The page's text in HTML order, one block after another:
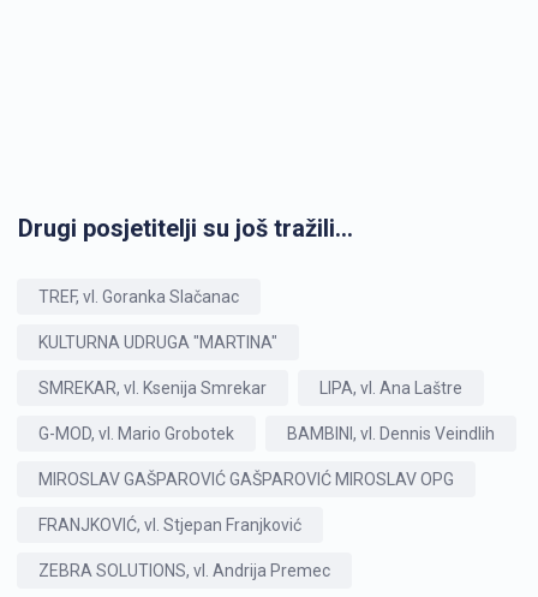
Drugi posjetitelji su još tražili...
TREF, vl. Goranka Slačanac
KULTURNA UDRUGA "MARTINA"
SMREKAR, vl. Ksenija Smrekar LIPA, vl. Ana Laštre
G-MOD, vl. Mario Grobotek BAMBINI, vl. Dennis Veindlih
MIROSLAV GAŠPAROVIĆ GAŠPAROVIĆ MIROSLAV OPG
FRANJKOVIĆ, vl. Stjepan Franjković
ZEBRA SOLUTIONS, vl. Andrija Premec